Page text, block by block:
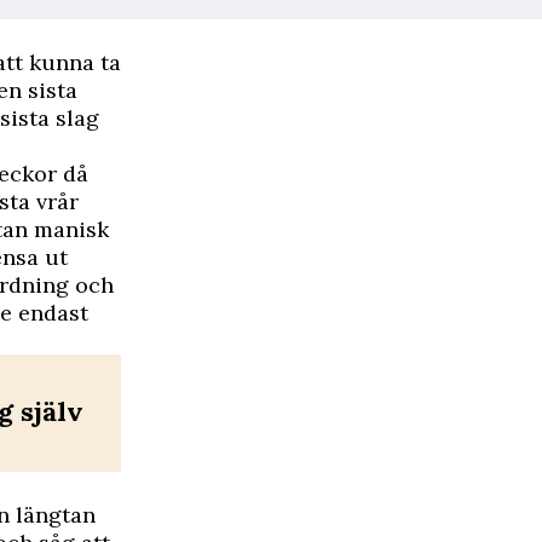
kunna ta
sista
slag
då
vrår
manisk
ut
och
endast
själv
längtan